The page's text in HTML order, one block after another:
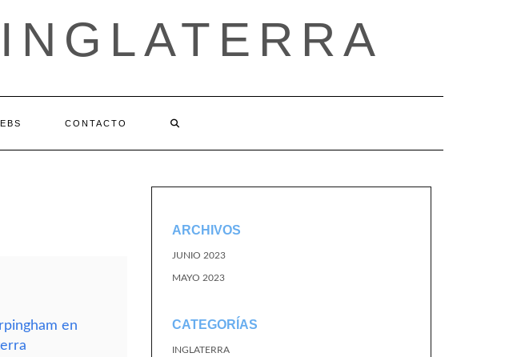
CONTACTO
en
ARCHIVOS
JUNIO 2023
MAYO 2023
CATEGORÍAS
INGLATERRA